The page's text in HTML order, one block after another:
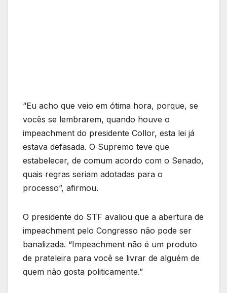
“Eu acho que veio em ótima hora, porque, se
vocês se lembrarem, quando houve o
impeachment do presidente Collor, esta lei já
estava defasada. O Supremo teve que
estabelecer, de comum acordo com o Senado,
quais regras seriam adotadas para o
processo”, afirmou.
O presidente do STF avaliou que a abertura de
impeachment pelo Congresso não pode ser
banalizada. “Impeachment não é um produto
de prateleira para você se livrar de alguém de
quem não gosta politicamente.”